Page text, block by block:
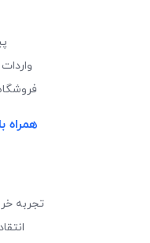
همراه
تجربه